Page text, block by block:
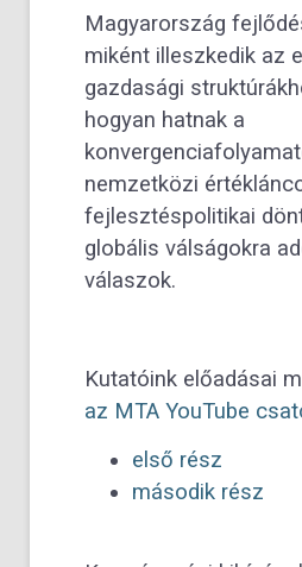
Magyarország
miként illeszkedik az
gazdasági
hogyan hatnak a
nemzetközi
fejlesztéspolitikai
globális válságokra
válaszok.
Kutatóink előadásai
az MTA YouTube
első rész
második rész